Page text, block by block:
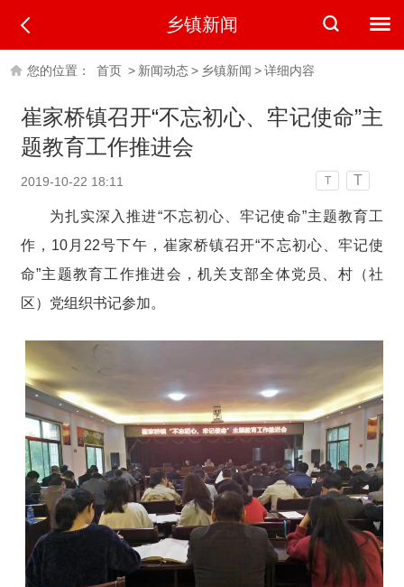
乡镇新闻
您的位置： 首页 > 新闻动态> 乡镇新闻 >详细内容
崔家桥镇召开“不忘初心、牢记使命”主
题教育工作推进会
2019-10-22 18:11 T T
为扎实深入推进“不忘初心、牢记使命”主题教育工
作，10月22号下午，崔家桥镇召开“不忘初心、牢记使
命”主题教育工作推进会，机关支部全体党员、村（社
区）党组织书记参加。